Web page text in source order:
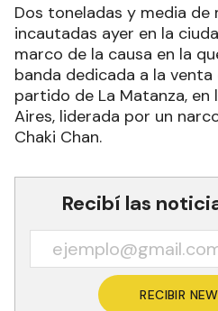
Dos toneladas y media de
incautadas ayer en la
marco de la causa en la
banda dedicada a la
partido de La Matanza, en
Aires, liderada por un
Chaki Chan.
Recibí las
RECIBIR